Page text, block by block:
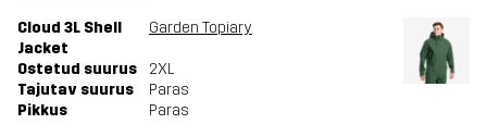
Cloud 3L Shell
Jacket
Garden Topiary
Ostetud suurus
2XL
Tajutav suurus
Paras
Pikkus
Paras